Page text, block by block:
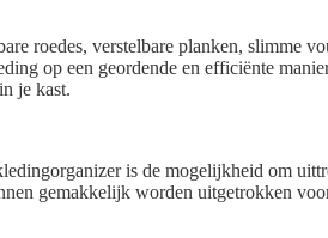
roedes, verstelbare planken, slimme
op een geordende en efficiënte
je kast.
is de mogelijkheid om
gemakkelijk worden uitgetrokken